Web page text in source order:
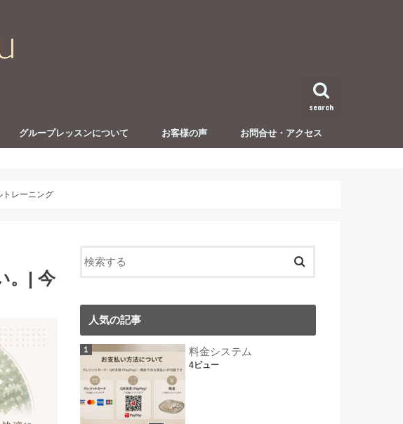
search
グループレッスンについて お客様の声 お問合せ・アクセス
トレーニング
。| 今
人気の記事
料金システム
4ビュー